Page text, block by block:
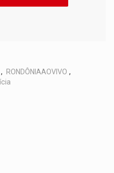
, RONDÔNIAAOVIVO ,